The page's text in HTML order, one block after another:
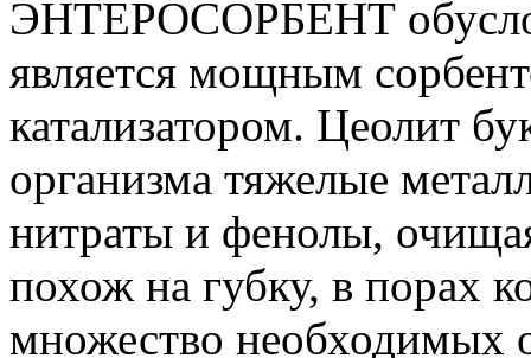
ЭНТЕРОСОРБЕНТ
является мощным
катализатором. Цеолит
организма тяжелые
нитраты и фенолы,
похож на губку, в порах
множество необходимых